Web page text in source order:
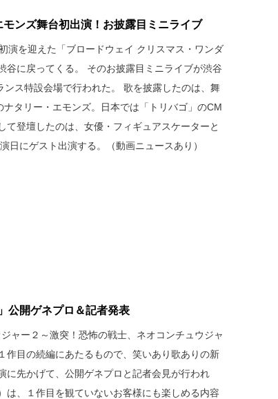
ンズ舞台初出演！お披露目ミニライブ
演を迎えた「ブロードウェイ クリスマス・ワンダ
谷に戻ってくる。 そのお披露目ミニライブが渋谷
ス特設会場で行われた。 歌を披露したのは、舞
タリー・エモンズ。日本では「トリバゴ」のCM
て登壇したのは、女優・フィギュアスケーターと
日にゲスト出演する。（動画ニュースあり）
公開ゲネプロ＆記者発表
ャー２～激突！恐怖の戦士、ネオコンチュウジャ
作目の続編にあたるもので、笑いあり歌ありの新
に先かげて、公開ゲネプロと記者会見が行われ
は、１作目を観ていないお客様にも楽しめる内容